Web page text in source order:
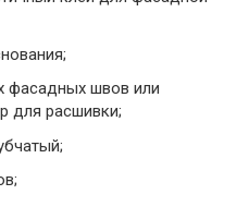
фасадных швов или
для расшивки;